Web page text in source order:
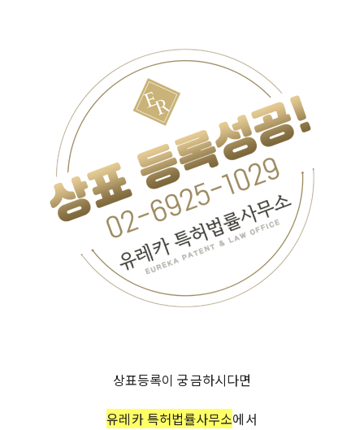
상표등록이 궁금하시다면
유레카 특허법률사무소에서